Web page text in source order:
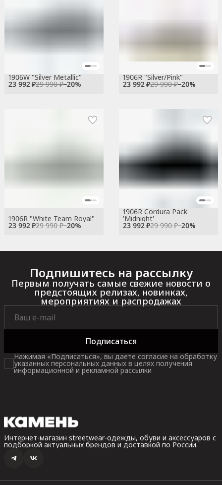
23 992 ₽29 990 ₽−20%
1906W "Silver Metallic"
23 992 ₽29 990 ₽−20%
1906R "Silver/Pink"
23 992 ₽29 990 ₽−20%
1906R "White Team Royal"
23 992 ₽29 990 ₽−20%
1906R Cordura Pack
'Midnight'
Подпишитесь на рассылку
Первым получать самые свежие новости о
предстоящих релизах, новинках,
мероприятиях и распродажах
Подписаться
Нажимая «Подписаться», вы даете согласие на обработку
указанных персональных данных в целях получения
информационной и рекламной рассылки
Интернет-магазин streetwear-одежды, обуви и аксессуаров с
подборкой актуальных брендов и доставкой по России.